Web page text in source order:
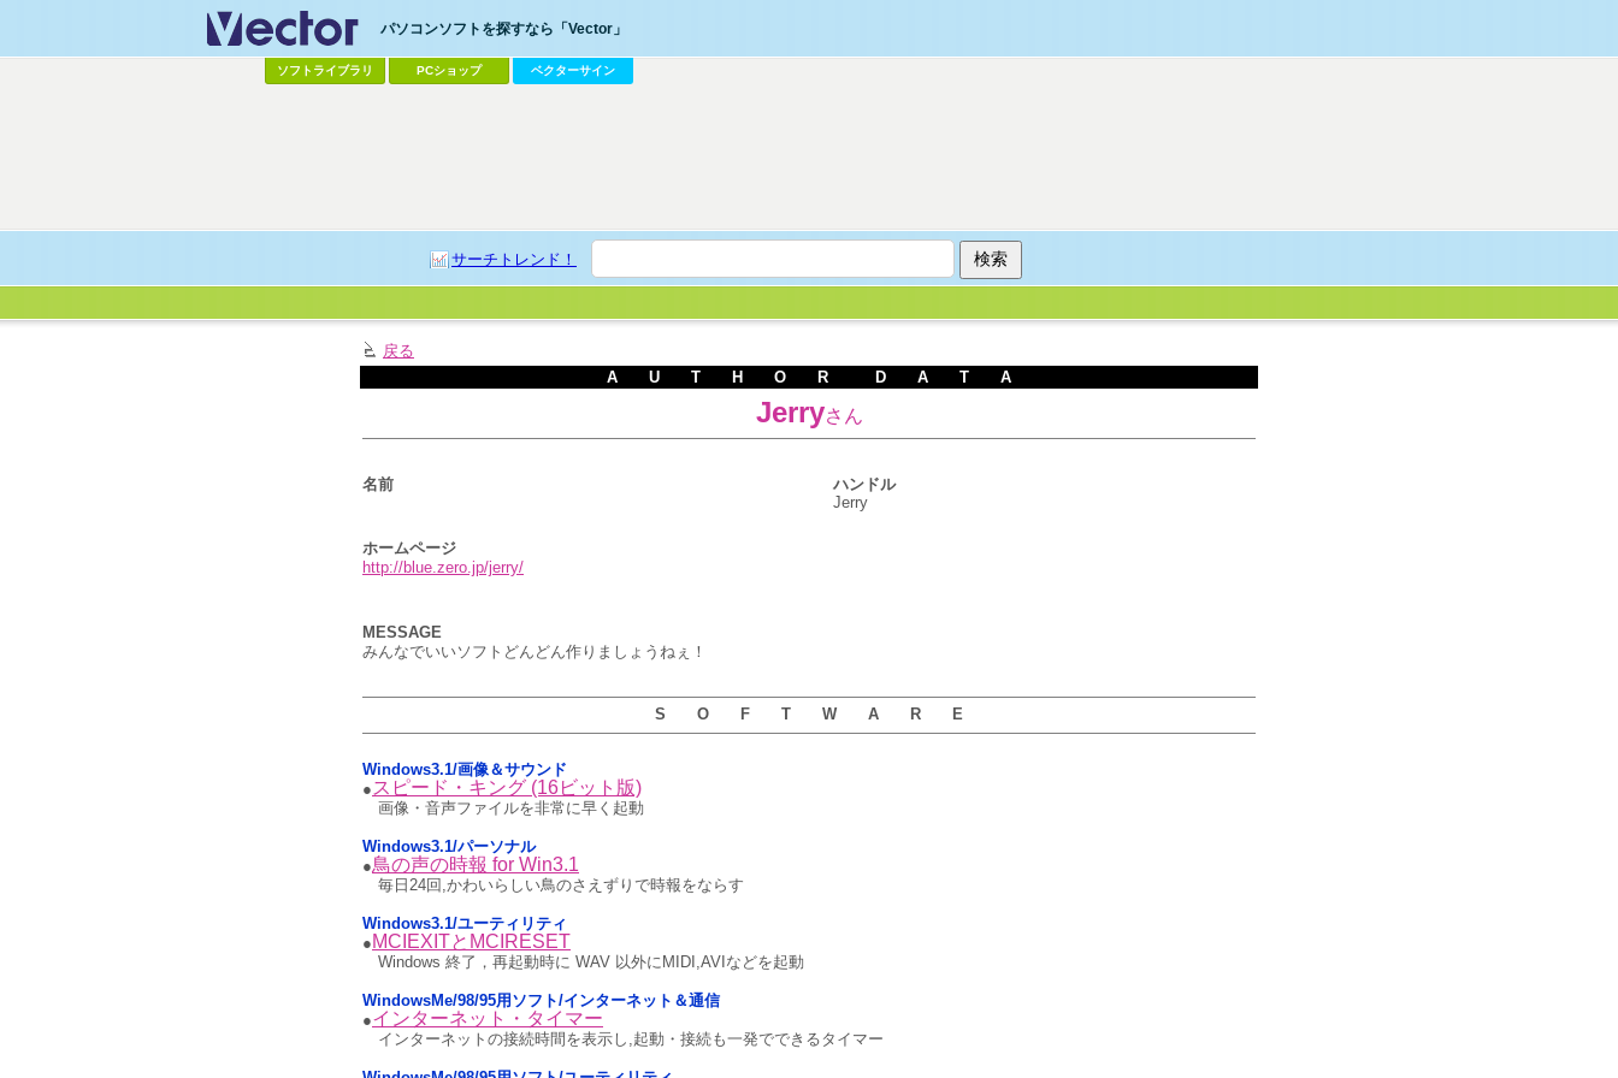
パソコンソフトを探すなら「Vector」
ソフトライブラリ PCショップ ベクターサイン
サーチトレンド！
戻る
A U T H O R D A T A
Jerryさん
名前
ハンドル
Jerry
ホームページ
http://blue.zero.jp/jerry/
MESSAGE
みんなでいいソフトどんどん作りましょうねぇ！
S O F T W A R E
Windows3.1/画像＆サウンド
● スピード・キング (16ビット版)
画像・音声ファイルを非常に早く起動
Windows3.1/パーソナル
●鳥の声の時報 for Win3.1
毎日24回,かわいらしい鳥のさえずりで時報をならす
Windows3.1/ユーティリティ
● MCIEXITとMCIRESET
Windows 終了，再起動時に WAV 以外にMIDI,AVIなどを起動
WindowsMe/98/95用ソフト/インターネット＆通信
●インターネット・タイマー
インターネットの接続時間を表示し,起動・接続も一発でできるタイマー